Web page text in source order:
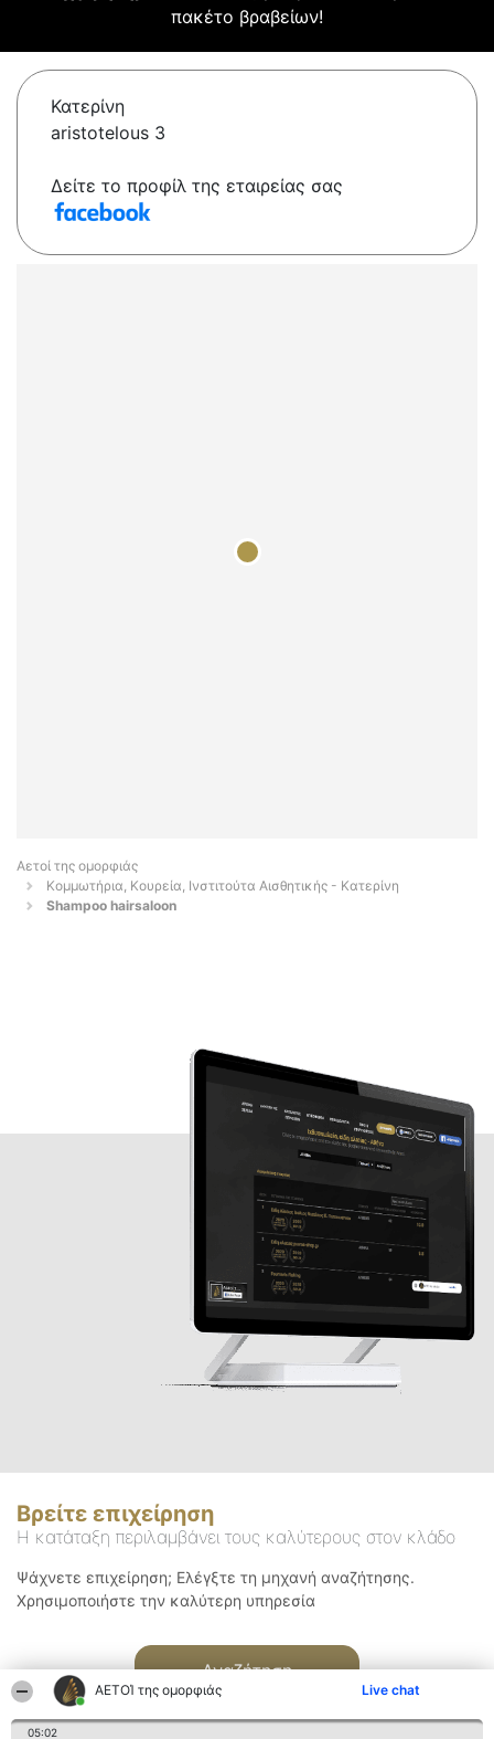
ΑΕΤΟΊ της ομορφιάς Live chat
05:02
πακέτο βραβείων!
Κατερίνη
aristotelous 3
Δείτε το προφίλ της εταιρείας σας
Αετοί της ομορφιάς
Κομμωτήρια, Κουρεία, Ινστιτούτα Αισθητικής - Κατερίνη
Shampoo hairsaloon
Βρείτε επιχείρηση
Η κατάταξη περιλαμβάνει τους καλύτερους στον κλάδο
Ψάχνετε επιχείρηση; Ελέγξτε τη μηχανή αναζήτησης.
Χρησιμοποιήστε την καλύτερη υπηρεσία
Αναζήτηση